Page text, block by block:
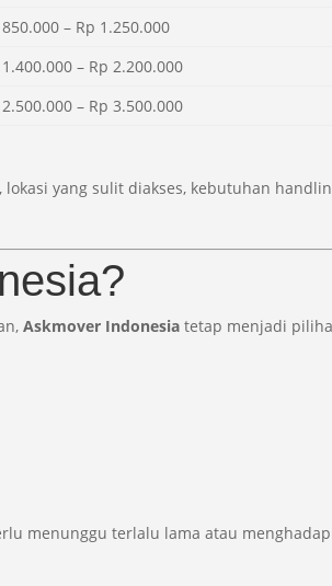
– Rp 1.250.000
– Rp 2.200.000
– Rp 3.500.000
yang sulit diakses, kebutuhan
Askmover Indonesia tetap menjadi
menunggu terlalu lama atau